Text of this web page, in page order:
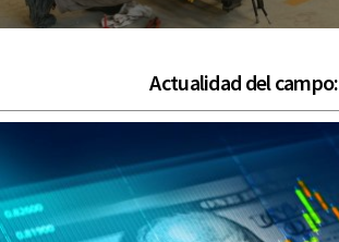
Actualidad del campo: